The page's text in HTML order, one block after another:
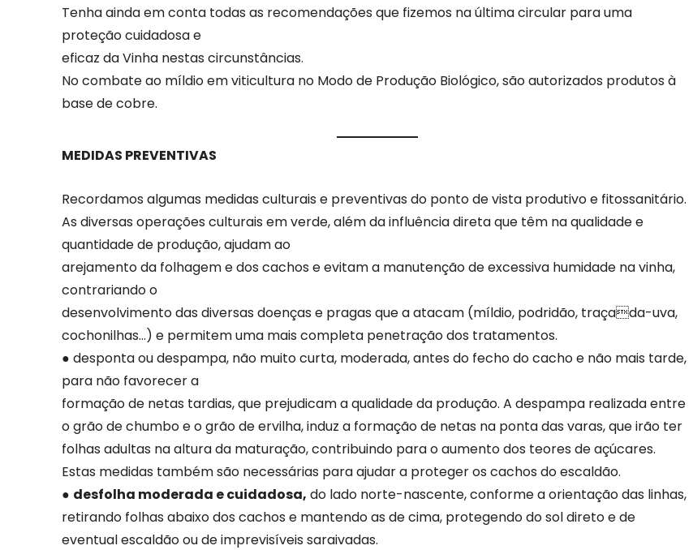
Tenha ainda em conta todas as recomendações que fizemos na última circular para uma
proteção cuidadosa e
eficaz da Vinha nestas circunstâncias.
No combate ao míldio em viticultura no Modo de Produção Biológico, são autorizados produtos à
base de cobre.
MEDIDAS PREVENTIVAS
Recordamos algumas medidas culturais e preventivas do ponto de vista produtivo e fitossanitário.
As diversas operações culturais em verde, além da influência direta que têm na qualidade e
quantidade de produção, ajudam ao
arejamento da folhagem e dos cachos e evitam a manutenção de excessiva humidade na vinha,
contrariando o
desenvolvimento das diversas doenças e pragas que a atacam (míldio, podridão, traçada-uva,
cochonilhas…) e permitem uma mais completa penetração dos tratamentos.
● desponta ou despampa, não muito curta, moderada, antes do fecho do cacho e não mais tarde,
para não favorecer a
formação de netas tardias, que prejudicam a qualidade da produção. A despampa realizada entre
o grão de chumbo e o grão de ervilha, induz a formação de netas na ponta das varas, que irão ter
folhas adultas na altura da maturação, contribuindo para o aumento dos teores de açúcares.
Estas medidas também são necessárias para ajudar a proteger os cachos do escaldão.
● desfolha moderada e cuidadosa, do lado norte-nascente, conforme a orientação das linhas,
retirando folhas abaixo dos cachos e mantendo as de cima, protegendo do sol direto e de
eventual escaldão ou de imprevisíveis saraivadas.